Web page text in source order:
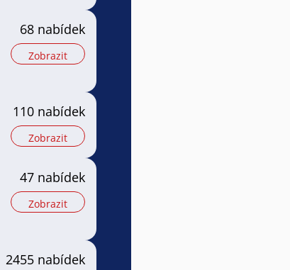
68 nabídek
Zobrazit
110 nabídek
Zobrazit
47 nabídek
Zobrazit
2455 nabídek